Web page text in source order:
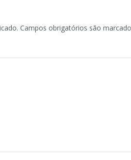
Campos obrigatórios são